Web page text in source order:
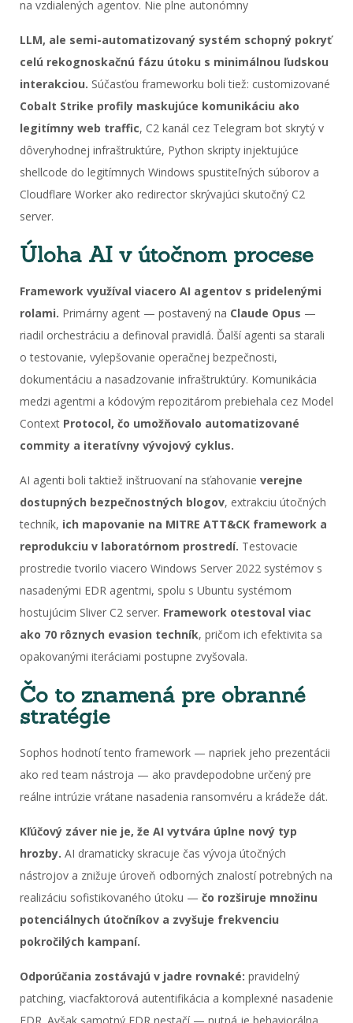
na vzdialených agentov. Nie plne autonómny
LLM, ale semi-automatizovaný systém schopný pokryť
celú rekognoskačnú fázu útoku s minimálnou ľudskou
interakciou. Súčasťou frameworku boli tiež: customizované
Cobalt Strike profily maskujúce komunikáciu ako
legitímny web traffic, C2 kanál cez Telegram bot skrytý v
dôveryhodnej infraštruktúre, Python skripty injektujúce
shellcode do legitímnych Windows spustiteľných súborov a
Cloudflare Worker ako redirector skrývajúci skutočný C2
server.
Úloha AI v útočnom procese
Framework využíval viacero AI agentov s pridelenými
rolami. Primárny agent — postavený na Claude Opus —
riadil orchestráciu a definoval pravidlá. Ďalší agenti sa starali
o testovanie, vylepšovanie operačnej bezpečnosti,
dokumentáciu a nasadzovanie infraštruktúry. Komunikácia
medzi agentmi a kódovým repozitárom prebiehala cez Model
Context Protocol, čo umožňovalo automatizované
commity a iteratívny vývojový cyklus.
AI agenti boli taktiež inštruovaní na sťahovanie verejne
dostupných bezpečnostných blogov, extrakciu útočných
techník, ich mapovanie na MITRE ATT&CK framework a
reprodukciu v laboratórnom prostredí. Testovacie
prostredie tvorilo viacero Windows Server 2022 systémov s
nasadenými EDR agentmi, spolu s Ubuntu systémom
hostujúcim Sliver C2 server. Framework otestoval viac
ako 70 rôznych evasion techník, pričom ich efektivita sa
opakovanými iteráciami postupne zvyšovala.
Čo to znamená pre obranné
stratégie
Sophos hodnotí tento framework — napriek jeho prezentácii
ako red team nástroja — ako pravdepodobne určený pre
reálne intrúzie vrátane nasadenia ransomvéru a krádeže dát.
Kľúčový záver nie je, že AI vytvára úplne nový typ
hrozby. AI dramaticky skracuje čas vývoja útočných
nástrojov a znižuje úroveň odborných znalostí potrebných na
realizáciu sofistikovaného útoku — čo rozširuje množinu
potenciálnych útočníkov a zvyšuje frekvenciu
pokročilých kampaní.
Odporúčania zostávajú v jadre rovnaké: pravidelný
patching, viacfaktorová autentifikácia a komplexné nasadenie